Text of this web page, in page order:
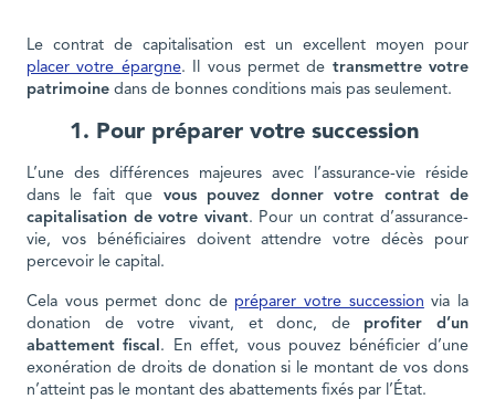
Le contrat de capitalisation est un excellent moyen pour
placer votre épargne. Il vous permet de transmettre votre
patrimoine dans de bonnes conditions mais pas seulement.
1. Pour préparer votre succession
L’une des différences majeures avec l’assurance-vie réside
dans le fait que vous pouvez donner votre contrat de
capitalisation de votre vivant. Pour un contrat d’assurance-
vie, vos bénéficiaires doivent attendre votre décès pour
percevoir le capital.
Cela vous permet donc de préparer votre succession via la
donation de votre vivant, et donc, de profiter d’un
abattement fiscal . En effet, vous pouvez bénéficier d’une
exonération de droits de donation si le montant de vos dons
n’atteint pas le montant des abattements fixés par l’État.